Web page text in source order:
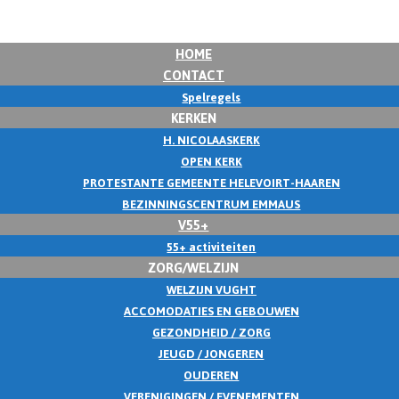
HOME
CONTACT
Spelregels
KERKEN
H. NICOLAASKERK
OPEN KERK
PROTESTANTE GEMEENTE HELEVOIRT-HAAREN
BEZINNINGSCENTRUM EMMAUS
V55+
55+ activiteiten
ZORG/WELZIJN
WELZIJN VUGHT
ACCOMODATIES EN GEBOUWEN
GEZONDHEID / ZORG
JEUGD / JONGEREN
OUDEREN